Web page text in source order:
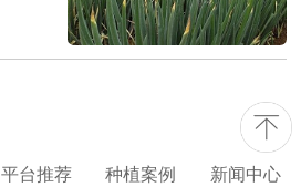
平台推荐 种植案例 新闻中心